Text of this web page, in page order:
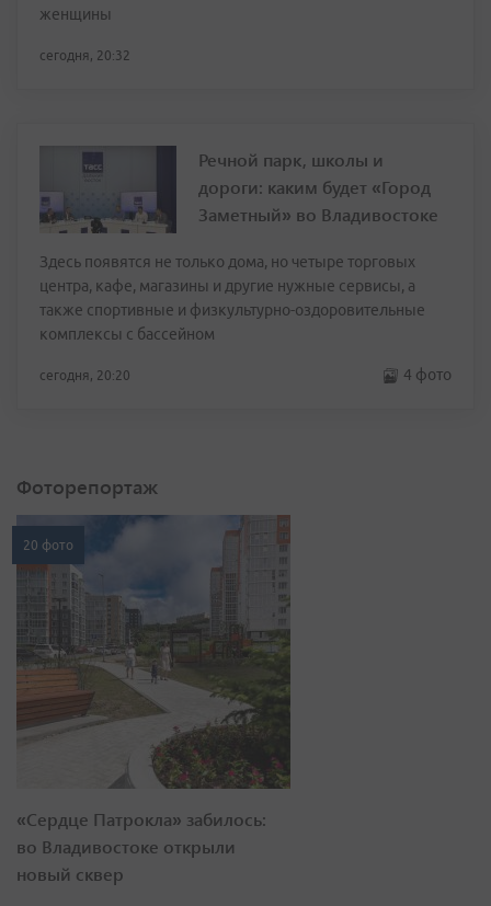
женщины
сегодня, 20:32
Речной парк, школы и
дороги: каким будет «Город
Заметный» во Владивостоке
Здесь появятся не только дома, но четыре торговых
центра, кафе, магазины и другие нужные сервисы, а
также спортивные и физкультурно-оздоровительные
комплексы с бассейном
сегодня, 20:20 4 фото
Фоторепортаж
20 фото
«Сердце Патрокла» забилось:
во Владивостоке открыли
новый сквер